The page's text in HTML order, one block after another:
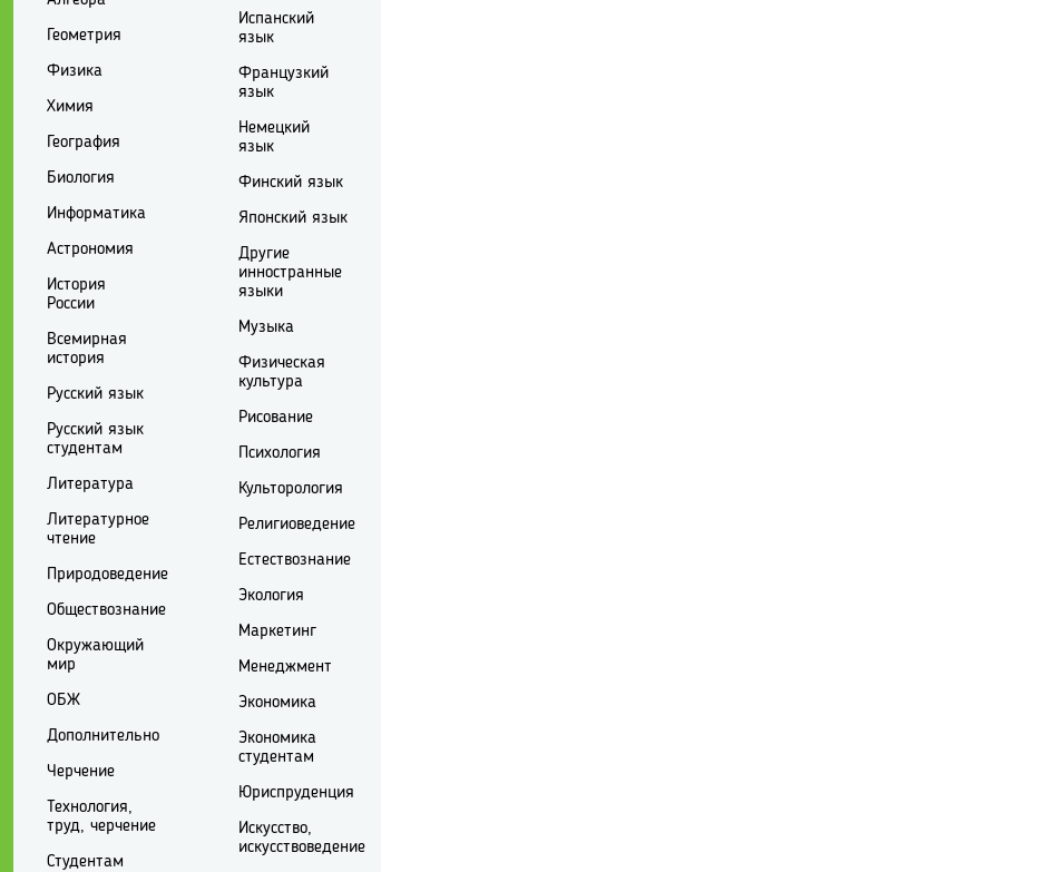
Геометрия
Физика
Химия
География
Биология
Информатика
Астрономия
История
России
Всемирная
история
Русский язык
Русский язык
студентам
Литература
Литературное
чтение
Природоведение
Обществознание
Окружающий
мир
ОБЖ
Дополнительно
Черчение
Технология,
труд, черчение
Студентам
Испанский
язык
Французкий
язык
Немецкий
язык
Финский язык
Японский язык
Другие
инностранные
языки
Музыка
Физическая
культура
Рисование
Психология
Культорология
Религиоведение
Естествознание
Экология
Маркетинг
Менеджмент
Экономика
Экономика
студентам
Юриспруденция
Искусство,
искусствоведение